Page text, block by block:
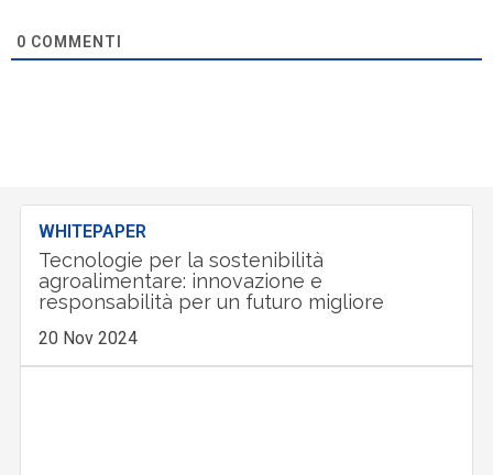
0 COMMENTI
WHITEPAPER
Tecnologie per la sostenibilità
agroalimentare: innovazione e
responsabilità per un futuro migliore
20 Nov 2024